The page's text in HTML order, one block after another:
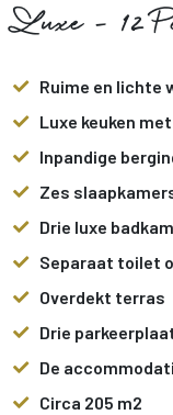
Luxe - 12
Ruime en lichte
Luxe keuken
Inpandige
Zes
Drie luxe
Separaat toilet
Overdekt terras
Drie
De
Circa 205 m2